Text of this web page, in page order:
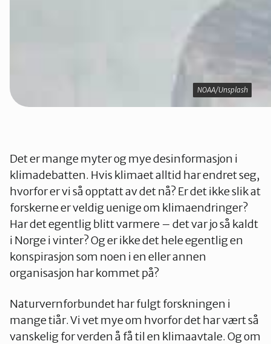
NOAA/Unsplash
NOAA/Unsplash
Det er mange myter og mye desinformasjon i
klimadebatten. Hvis klimaet alltid har endret seg,
hvorfor er vi så opptatt av det nå? Er det ikke slik at
forskerne er veldig uenige om klimaendringer?
Har det egentlig blitt varmere – det var jo så kaldt
i Norge i vinter? Og er ikke det hele egentlig en
konspirasjon som noen i en eller annen
organisasjon har kommet på?
Naturvernforbundet har fulgt forskningen i
mange tiår. Vi vet mye om hvorfor det har vært så
vanskelig for verden å få til en klimaavtale. Og om